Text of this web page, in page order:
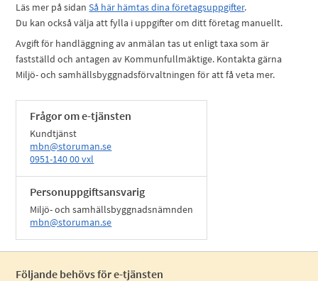
Läs mer på sidanSå här hämtas dina företagsuppgifter.
Du kan också välja att fylla i uppgifter om ditt företag manuellt.
Avgift för handläggning av anmälan tas ut enligt taxa som är
fastställd och antagen av Kommunfullmäktige. Kontakta gärna
Miljö- och samhällsbyggnadsförvaltningen för att få veta mer.
Frågor om e-tjänsten
Kundtjänst
mbn@storuman.se
0951-140 00 vxl
Personuppgiftsansvarig
Miljö- och samhällsbyggnadsnämnden
mbn@storuman.se
Följande behövs för e-tjänsten